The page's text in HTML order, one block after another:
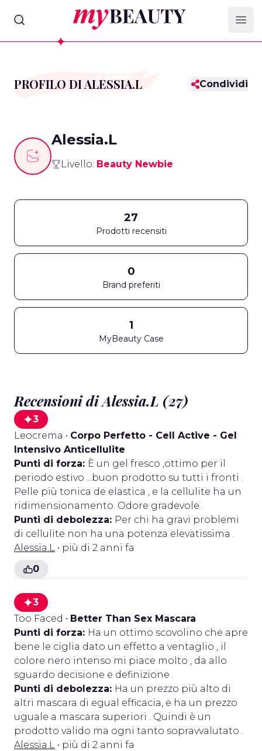
myBeauty
PROFILO DI ALESSIA.L Condividi
Alessia.L
Livello: Beauty Newbie
27
Prodotti recensiti
0
Brand preferiti
1
MyBeauty Case
Recensioni di Alessia.L (27)
3
Leocrema • Corpo Perfetto - Cell Active - Gel
Intensivo Anticellulite
Punti di forza: È un gel fresco ,ottimo per il
periodo estivo ...buon prodotto su tutti i fronti .
Pelle più tonica de elastica , e la cellulite ha un
ridimensionamento. Odore gradevole .
Punti di debolezza: Per chi ha gravi problemi
di cellulite non ha una potenza elevatissima .
Alessia.L • più di 2 anni fa
0
3
Too Faced • Better Than Sex Mascara
Punti di forza: Ha un ottimo scovolino che apre
bene le ciglia dato un effetto a ventaglio , il
colore nero intenso mi piace molto , da allo
sguardo decisione e definizione .
Punti di debolezza: Ha un prezzo più alto di
altri mascara di egual efficacia, e ha un prezzo
uguale a mascara superiori . Quindi è un
prodotto valido ma ogni tanto sopravvalutato .
Alessia.L • più di 2 anni fa